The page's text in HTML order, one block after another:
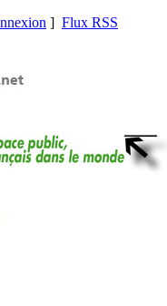
] Flux RSS